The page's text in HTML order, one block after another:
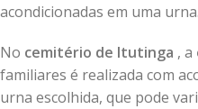
acondicionadas em uma urna.
No cemitério de Itutinga , a
familiares é realizada com
urna escolhida, que pode